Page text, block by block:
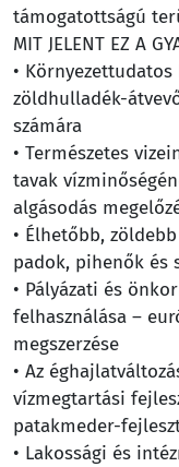
támogatottságú
MIT JELENT EZ A
•
zöldhulladék-
számára
• Természetes
tavak
algásodás
• Élhetőbb,
padok, pihenők és
• Pályázati és
felhasználása –
megszerzése
• Az
vízmegtartási
patakmeder-
• Lakossági és